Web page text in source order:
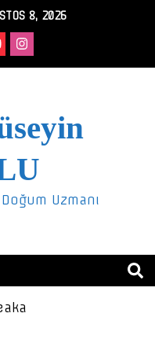
8, 2026
Uzmanı